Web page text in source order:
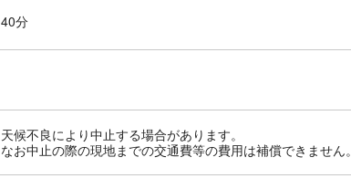
40分
天候不良により中止する場合があります。
なお中止の際の現地までの交通費等の費用は補償できません。